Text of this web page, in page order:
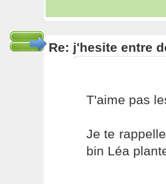
Re: j'hesite entre
T'aime pas
Je te
bin Léa